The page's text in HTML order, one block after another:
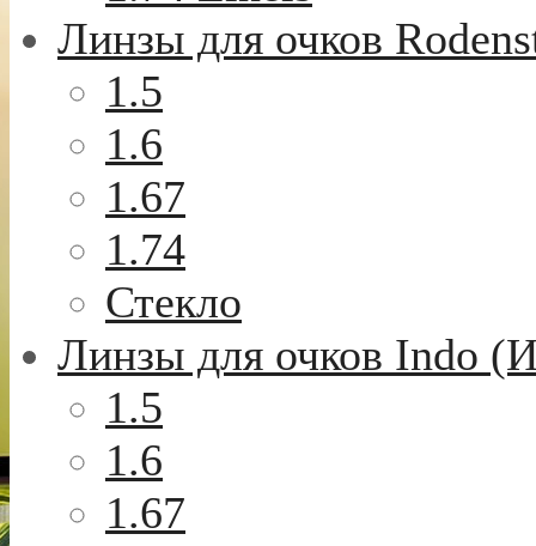
Линзы для очков
1.5
1.6
1.67
1.74
Стекло
Линзы для очков Indo
1.5
1.6
1.67